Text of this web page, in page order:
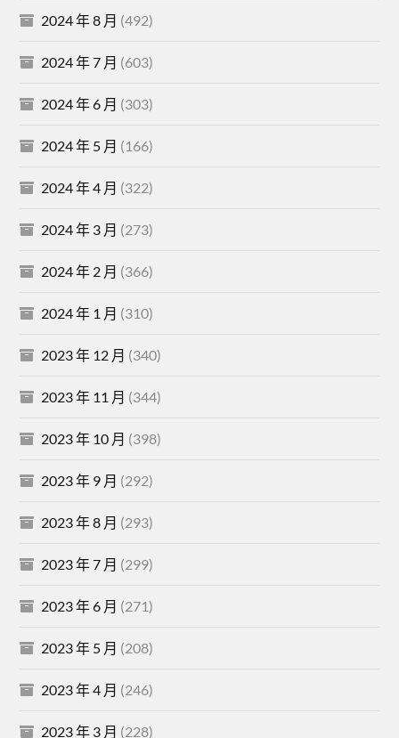
2024 年 8 月 (492)
2024 年 7 月 (603)
2024 年 6 月 (303)
2024 年 5 月 (166)
2024 年 4 月 (322)
2024 年 3 月 (273)
2024 年 2 月 (366)
2024 年 1 月 (310)
2023 年 12 月 (340)
2023 年 11 月 (344)
2023 年 10 月 (398)
2023 年 9 月 (292)
2023 年 8 月 (293)
2023 年 7 月 (299)
2023 年 6 月 (271)
2023 年 5 月 (208)
2023 年 4 月 (246)
2023 年 3 月 (228)